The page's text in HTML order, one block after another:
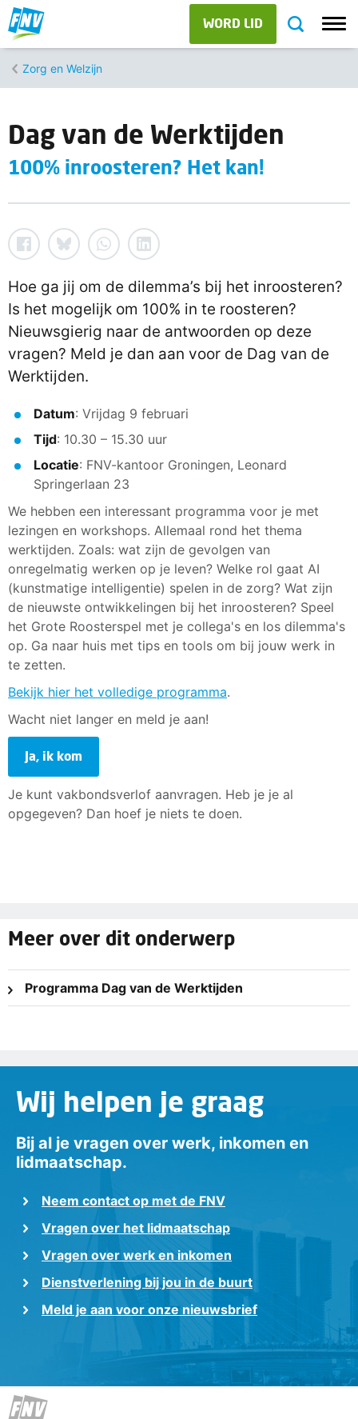
WORD LID
Zorg en Welzijn
Dag van de Werktijden
100% inroosteren? Het kan!
Hoe ga jij om de dilemma’s bij het inroosteren?
Is het mogelijk om 100% in te roosteren?
Nieuwsgierig naar de antwoorden op deze
vragen? Meld je dan aan voor de Dag van de
Werktijden.
Datum: Vrijdag 9 februari
Tijd: 10.30 – 15.30 uur
Locatie: FNV-kantoor Groningen, Leonard
Springerlaan 23
We hebben een interessant programma voor je met
lezingen en workshops. Allemaal rond het thema
werktijden. Zoals: wat zijn de gevolgen van
onregelmatig werken op je leven? Welke rol gaat AI
(kunstmatige intelligentie) spelen in de zorg? Wat zijn
de nieuwste ontwikkelingen bij het inroosteren? Speel
het Grote Roosterspel met je collega's en los dilemma's
op. Ga naar huis met tips en tools om bij jouw werk in
te zetten.
Bekijk hier het volledige programma.
Wacht niet langer en meld je aan!
Ja, ik kom
Je kunt vakbondsverlof aanvragen. Heb je je al
opgegeven? Dan hoef je niets te doen.
Meer over dit onderwerp
Programma Dag van de Werktijden
Wij helpen je graag
Bij al je vragen over werk, inkomen en
lidmaatschap.
Neem contact op met de FNV
Vragen over het lidmaatschap
Vragen over werk en inkomen
Dienstverlening bij jou in de buurt
Meld je aan voor onze nieuwsbrief